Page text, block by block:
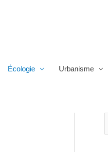
Écologie Urbanisme
e